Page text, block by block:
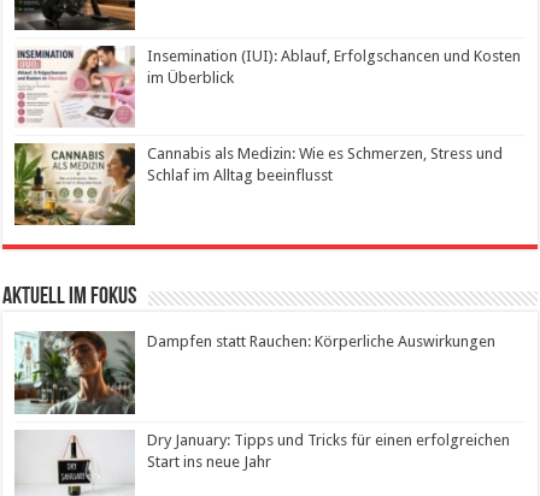
Insemination (IUI): Ablauf, Erfolgschancen und Kosten
im Überblick
Cannabis als Medizin: Wie es Schmerzen, Stress und
Schlaf im Alltag beeinflusst
Aktuell im Fokus
Dampfen statt Rauchen: Körperliche Auswirkungen
Dry January: Tipps und Tricks für einen erfolgreichen
Start ins neue Jahr